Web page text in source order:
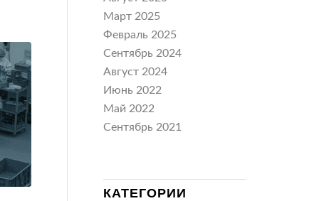
Март 2025
Февраль 2025
Сентябрь 2024
Август 2024
Июнь 2022
Май 2022
Сентябрь 2021
КАТЕГОРИИ